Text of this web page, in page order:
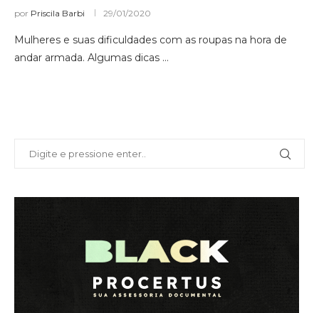
por Priscila Barbi 29/01/2020
Mulheres e suas dificuldades com as roupas na hora de
andar armada. Algumas dicas …